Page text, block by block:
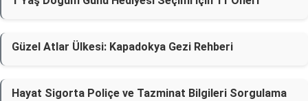
Güzel Atlar Ülkesi: Kapadokya Gezi Rehberi
Hayat Sigorta Poliçe ve Tazminat Bilgileri Sorgulama